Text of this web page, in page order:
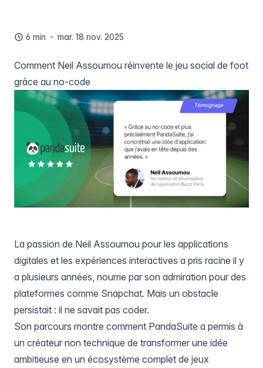
6 min mar. 18 nov. 2025
Comment Neil Assoumou réinvente le jeu social de foot
grâce au no-code
La passion de Neil Assoumou pour les applications
digitales et les expériences interactives a pris racine il y
a plusieurs années, nourrie par son admiration pour des
plateformes comme Snapchat. Mais un obstacle
persistait : il ne savait pas coder.
Son parcours montre comment PandaSuite a permis à
un créateur non technique de transformer une idée
ambitieuse en un écosystème complet de jeux